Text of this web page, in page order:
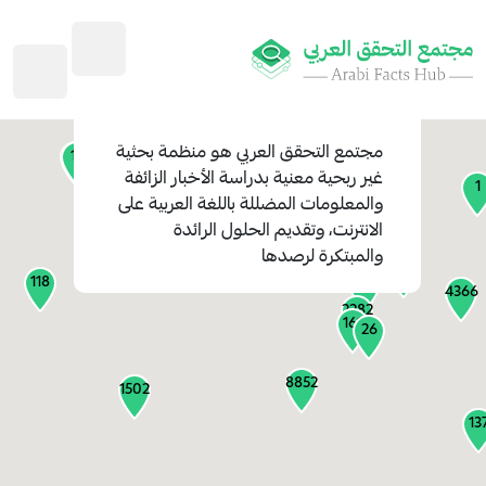
8852
127
45
2282
4366
1502
118
1113
26
1
161
مجتمع التحقق العربيهو منظمة بحثية
غير ربحية معنية بدراسة الأخبار الزائفة
والمعلومات المضللة باللغة العربية على
الانترنت، وتقديم الحلول الرائدة
والمبتكرة لرصدها